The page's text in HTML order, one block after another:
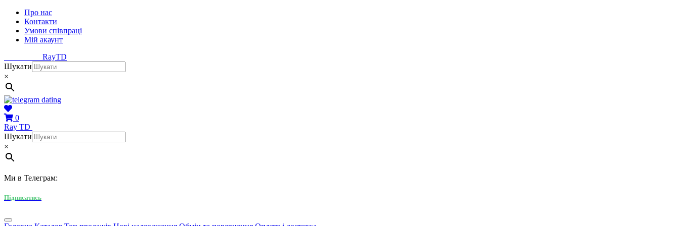
Про нас
Контакти
Умови співпраці
Мій акаунт
RayTD
Шукати
×
0
Ray TD
Шукати
×
Ми в Телеграм:
Підписатись